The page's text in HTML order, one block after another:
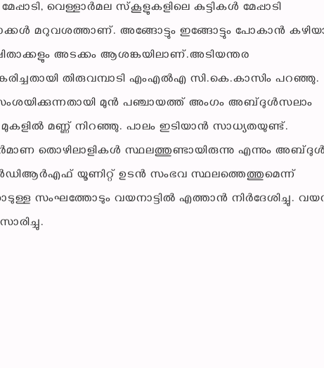
വെള്ളാര്‍മല സ്‌കൂളുകളിലെ കുട്ടികള്‍ മേപ്പാടി
മറുവശത്താണ്. അങ്ങോട്ടും ഇങ്ങോട്ടും പോകാന്‍
അടക്കം ആശങ്കയിലാണ്.അടിയന്തര
തിരുവമ്പാടി എംഎല്‍എ സി.കെ.കാസിം പറഞ്ഞു.
സംശയിക്കുന്നതായി മുന്‍ പഞ്ചായത്ത് അംഗം അബ്ദുള്‍സലാം
മണ്ണ് നിറഞ്ഞു. പാലം ഇടിയാന്‍ സാധ്യതയുണ്ട്.
നിര്‍മാണ തൊഴിലാളികള്‍ സ്ഥലത്തുണ്ടായിരുന്നു എന്നും അബ്ദുള്‍
യൂണിറ്റ് ഉടന്‍ സംഭവ സ്ഥലത്തെത്തുമെന്ന്
സംഘത്തോടും വയനാട്ടില്‍ എത്താന്‍ നിര്‍ദേശിച്ചു.